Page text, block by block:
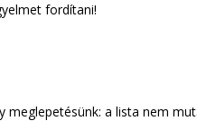
fordítani!
a lista nem